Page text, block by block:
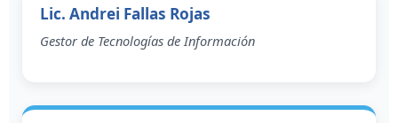
Lic. Andrei Fallas Rojas
Gestor de Tecnologías de Información